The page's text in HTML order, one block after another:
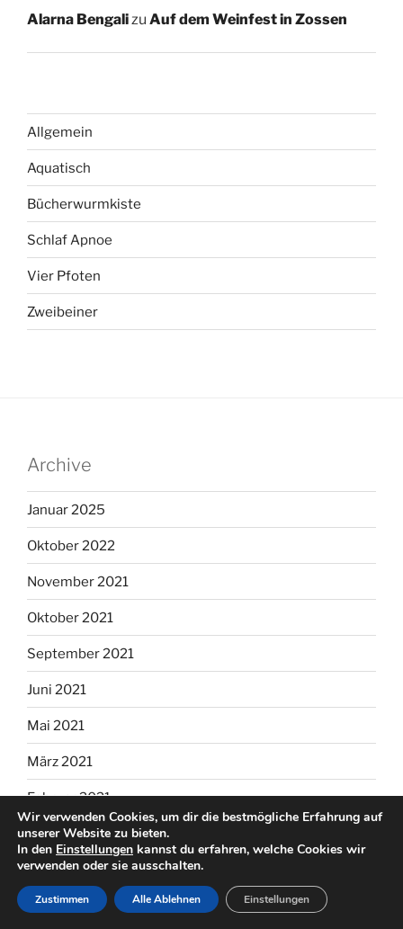
Alarna Bengalizu Auf dem Weinfest in Zossen
Allgemein
Aquatisch
Bücherwurmkiste
Schlaf Apnoe
Vier Pfoten
Zweibeiner
Archive
Januar 2025
Oktober 2022
November 2021
Oktober 2021
September 2021
Juni 2021
Mai 2021
März 2021
Februar 2021
Januar 2021
November 2020
Oktober 2020
Wir verwenden Cookies, um dir die bestmögliche Erfahrung auf
unserer Website zu bieten.
In den Einstellungen kannst du erfahren, welche Cookies wir
verwenden oder sie ausschalten.
Zustimmen Alle Ablehnen Einstellungen